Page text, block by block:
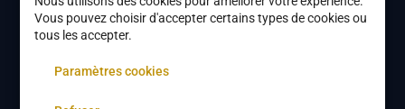
Vous pouvez choisir d'accepter certains types de cookies ou
tous les accepter.
Paramètres cookies